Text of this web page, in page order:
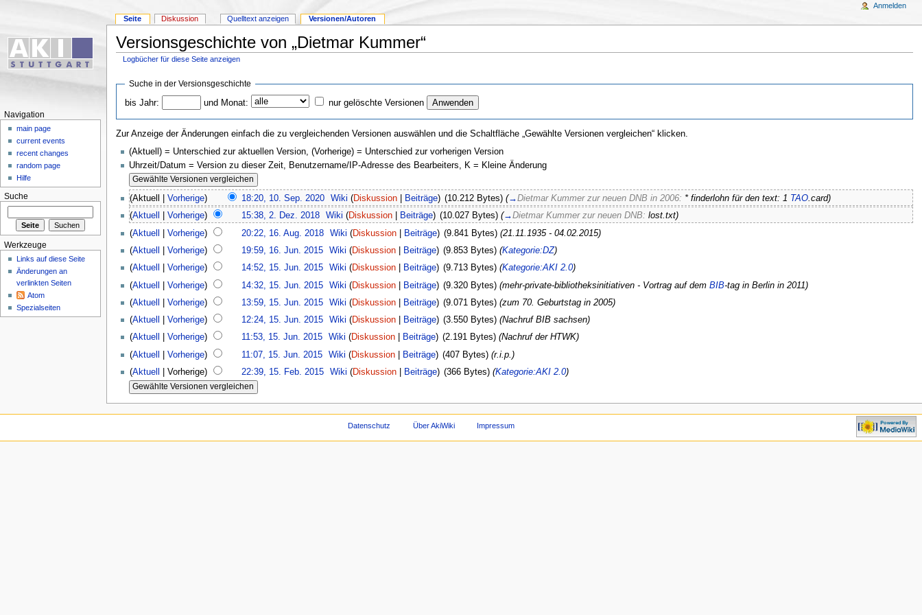
Versionsgeschichte von „Dietmar Kummer“
Logbücher für diese Seite anzeigen
Suche in der Versionsgeschichte
bis Jahr: und Monat: nur gelöschte Versionen
Zur Anzeige der Änderungen einfach die zu vergleichenden Versionen auswählen und die Schaltfläche „Gewählte Versionen vergleichen“ klicken.
(Aktuell) = Unterschied zur aktuellen Version, (Vorherige) = Unterschied zur vorherigen Version
Uhrzeit/Datum = Version zu dieser Zeit, Benutzername/IP-Adresse des Bearbeiters, K = Kleine Änderung
(Aktuell | Vorherige) 18:20, 10. Sep. 2020 Wiki (Diskussion| Beiträge) (10.212 Bytes) (→Dietmar Kummer zur neuen DNB in 2006: * finderlohn für den text: 1 TAO.card)
(Aktuell Vorherige) 15:38, 2. Dez. 2018 Wiki (Diskussion| Beiträge) (10.027 Bytes) (→Dietmar Kummer zur neuen DNB:lost.txt)
(Aktuell Vorherige) 20:22, 16. Aug. 2018 Wiki (Diskussion| Beiträge) (9.841 Bytes) (21.11.1935 - 04.02.2015)
(Aktuell Vorherige) 19:59, 16. Jun. 2015 Wiki (Diskussion| Beiträge) (9.853 Bytes) (Kategorie:DZ)
(Aktuell Vorherige) 14:52, 15. Jun. 2015 Wiki (Diskussion| Beiträge) (9.713 Bytes) (Kategorie:AKI 2.0)
(Aktuell Vorherige) 14:32, 15. Jun. 2015 Wiki (Diskussion| Beiträge) (9.320 Bytes) (mehr-private-bibliotheksinitiativen - Vortrag auf demBIB-tag in Berlin in 2011)
(Aktuell Vorherige) 13:59, 15. Jun. 2015 Wiki (Diskussion| Beiträge) (9.071 Bytes) (zum 70. Geburtstag in 2005)
(Aktuell Vorherige) 12:24, 15. Jun. 2015 Wiki (Diskussion| Beiträge) (3.550 Bytes) (Nachruf BIB sachsen)
(Aktuell Vorherige) 11:53, 15. Jun. 2015 Wiki (Diskussion| Beiträge) (2.191 Bytes) (Nachruf der HTWK)
(Aktuell Vorherige) 11:07, 15. Jun. 2015 Wiki (Diskussion| Beiträge) (407 Bytes) (r.i.p.)
(Aktuell | Vorherige) 22:39, 15. Feb. 2015 Wiki (Diskussion| Beiträge) (366 Bytes) (Kategorie:AKI 2.0)
Seite Diskussion Quelltext anzeigen Versionen/Autoren
Anmelden
Navigation
main page
current events
recent changes
random page
Hilfe
Suche
Werkzeuge
Links auf diese Seite
Änderungen an
verlinkten Seiten
Atom
Spezialseiten
Datenschutz Über AkiWiki Impressum